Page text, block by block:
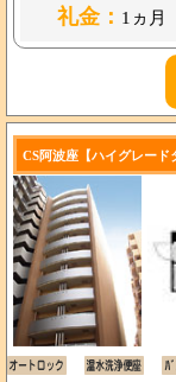
礼金： 1ヵ月
CS阿波座【ハイグレード